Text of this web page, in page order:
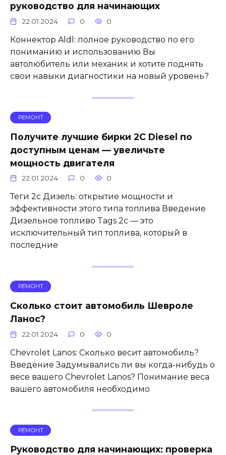
руководство для начинающих
22.01.2024 0 0
Коннектор Aldl: полное руководство по его
пониманию и использованию Вы
автолюбитель или механик и хотите поднять
свои навыки диагностики на новый уровень?
РЕМОНТ
Получите лучшие бирки 2C Diesel по
доступным ценам — увеличьте
мощность двигателя
22.01.2024 0 0
Теги 2c Дизель: открытие мощности и
эффективности этого типа топлива Введение
Дизельное топливо Tags 2c — это
исключительный тип топлива, который в
последние
РЕМОНТ
Сколько стоит автомобиль Шевроле
Ланос?
22.01.2024 0 0
Chevrolet Lanos: Сколько весит автомобиль?
Введение Задумывались ли вы когда-нибудь о
весе вашего Chevrolet Lanos? Понимание веса
вашего автомобиля необходимо
РЕМОНТ
Руководство для начинающих: проверка